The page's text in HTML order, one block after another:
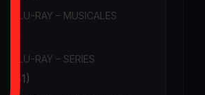
BLU-RAY – MUSICALES
BLU-RAY – SERIES
(151)